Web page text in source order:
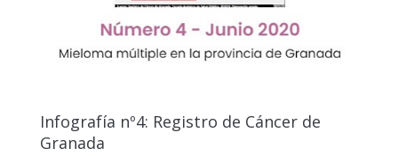
Infografía nº4: Registro de Cáncer de
Granada